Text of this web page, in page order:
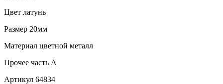
Цвет латунь
Размер 20мм
Материал цветной металл
Прочее часть A
Артикул 64834